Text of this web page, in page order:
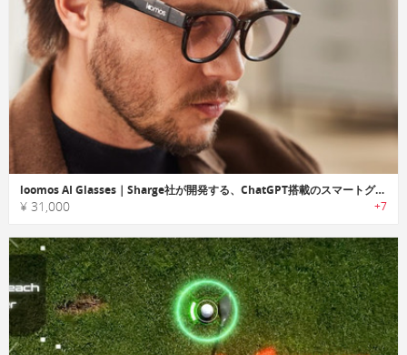
loomos AI Glasses｜Sharge社が開発する、ChatGPT搭載のスマートグラス
¥ 31,000 +7